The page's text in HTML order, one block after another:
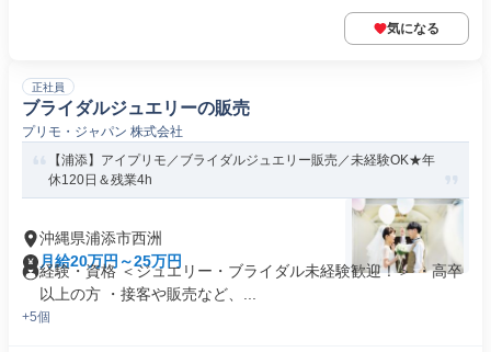
気になる
正社員
ブライダルジュエリーの販売
プリモ・ジャパン 株式会社
【浦添】アイプリモ／ブライダルジュエリー販売／未経験OK★年
休120日＆残業4h
沖縄県浦添市西洲
月給20万円～25万円
経験・資格 ＜ジュエリー・ブライダル未経験歓迎！＞ ・高卒
以上の方 ・接客や販売など、...
+5個